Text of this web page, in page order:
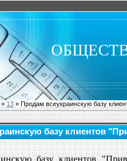
» 13 » Продам всеукраинскую базу
базу клиентов
базу клиентов